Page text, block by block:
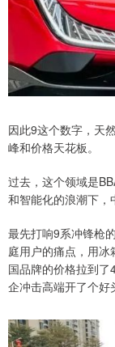
因此9这个数字，天
峰和价格天花板。
过去，这个领域是
和智能化的浪潮下，
最先打响9系冲锋枪
庭用户的痛点，用
国品牌的价格拉到
企冲击高端开了个好